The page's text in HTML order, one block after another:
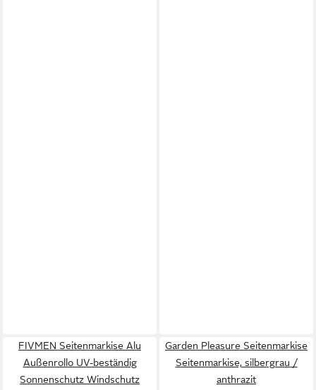
FIVMEN Seitenmarkise Alu
Außenrollo UV-beständig
Sonnenschutz Windschutz
Garden Pleasure Seitenmarkise
Seitenmarkise, silbergrau /
anthrazit